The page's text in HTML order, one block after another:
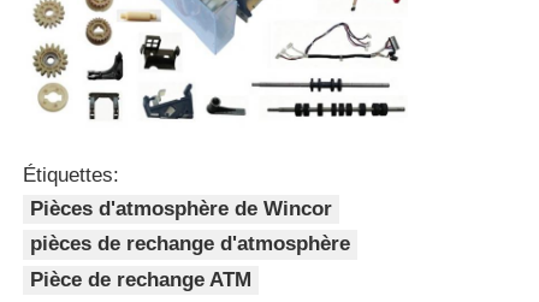
Étiquettes:
Pièces d'atmosphère de Wincor
pièces de rechange d'atmosphère
Pièce de rechange ATM